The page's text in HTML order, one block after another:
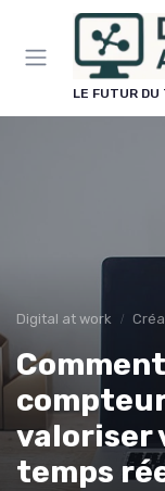
LE FUTUR
Digital at work
valoriser
temps
Panneau de